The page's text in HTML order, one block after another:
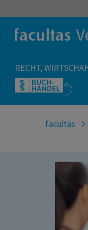
RECHT,
facultas